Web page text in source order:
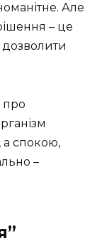
Але
– це
про
а спокою,
–